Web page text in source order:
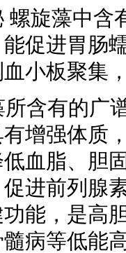
螺旋藻中
促进胃肠
小板聚集
含有的广
增强体质
血脂、胆
进前列腺
能，是高
病等低能